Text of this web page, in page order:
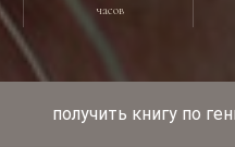
часов
получить книгу по